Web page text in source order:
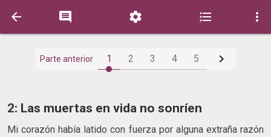
    
Parte anterior 1 2 3 4 5 
2: Las muertas en vida no sonríen
Mi corazón había latido con fuerza por alguna extraña razón